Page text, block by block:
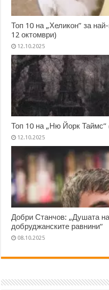
Топ 10 на „Хеликон” за
12 октомври)
12.10.2025
Топ 10 на „Ню Йорк Таймс”
12.10.2025
Добри Станчов: „Душата
добруджанските равнини“
08.10.2025